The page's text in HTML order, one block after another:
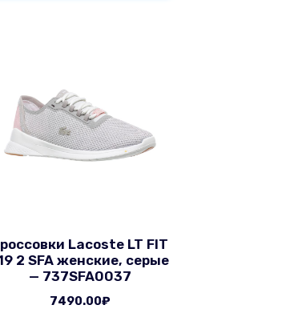
Lacoste LT FIT
2 SFA женские, серые
— 737SFA0037
7490.00₽